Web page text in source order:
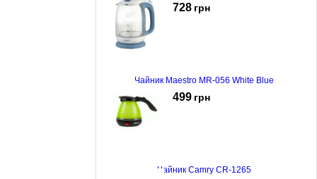
728 грн
Чайник Maestro MR-056 White Blue
499 грн
Чайник Camry CR-1265